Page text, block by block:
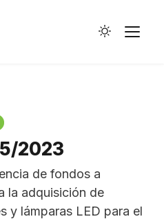
2023
de fondos a
la adquisición de
y lámparas LED para el